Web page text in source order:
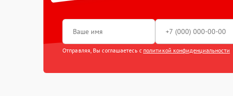
Отправляя, Вы соглашаетесь с политикой конфиденциальности